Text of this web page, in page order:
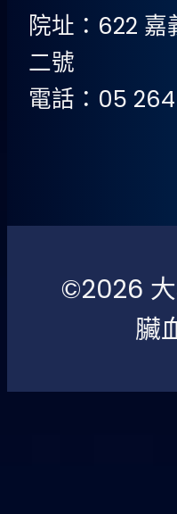
院址：622 嘉
二號
電話：05
©2026
臟